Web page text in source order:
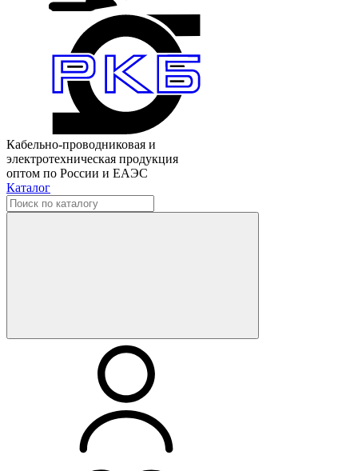
Кабельно-проводниковая и
электротехническая продукция
оптом по России и ЕАЭС
Каталог